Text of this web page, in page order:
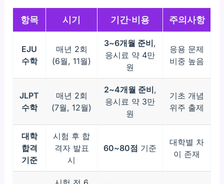
항목 시기 기간·비용 주의사항
EJU
수학
매년 2회
(6월, 11월)
3~6개월 준비,
응시료 약 4만
원
응용 문제
비중 높음
JLPT
수학
매년 2회
(7월, 12월)
2~4개월 준비,
응시료 약 3만
원
기초 개념
위주 출제
대학
합격
기준
시험 후 합
격자 발표
시
60~80점 기준
대학별 차
이 존재